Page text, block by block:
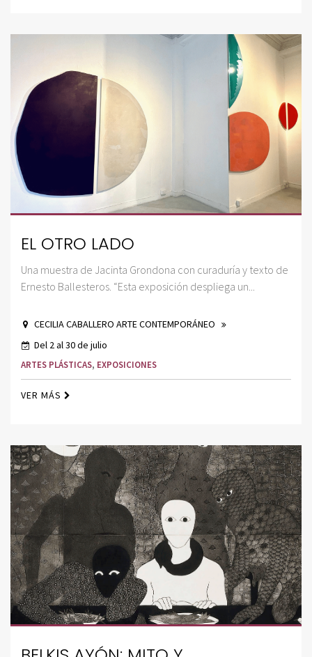
EL OTRO LADO
Una muestra de Jacinta Grondona con curaduría y texto de
Ernesto Ballesteros. “Esta exposición despliega un...
CECILIA CABALLERO ARTE CONTEMPORÁNEO
Del 2 al 30 de julio
ARTES PLÁSTICAS, EXPOSICIONES
VER MÁS